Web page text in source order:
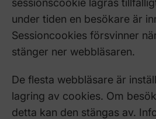
sessionscookie lagras
under tiden en besökare är
Sessioncookies försvinner
stänger ner webbläsaren.
De flesta webbläsare är
lagring av cookies. Om
detta kan den stängas av.